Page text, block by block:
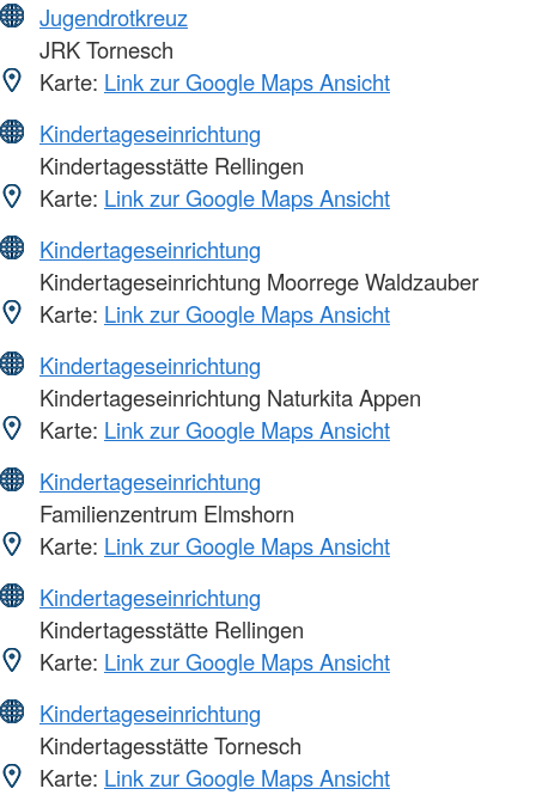
Jugendrotkreuz
JRK Tornesch
Karte: Link zur Google Maps Ansicht
Kindertageseinrichtung
Kindertagesstätte Rellingen
Karte: Link zur Google Maps Ansicht
Kindertageseinrichtung
Kindertageseinrichtung Moorrege Waldzauber
Karte: Link zur Google Maps Ansicht
Kindertageseinrichtung
Kindertageseinrichtung Naturkita Appen
Karte: Link zur Google Maps Ansicht
Kindertageseinrichtung
Familienzentrum Elmshorn
Karte: Link zur Google Maps Ansicht
Kindertageseinrichtung
Kindertagesstätte Rellingen
Karte: Link zur Google Maps Ansicht
Kindertageseinrichtung
Kindertagesstätte Tornesch
Karte: Link zur Google Maps Ansicht